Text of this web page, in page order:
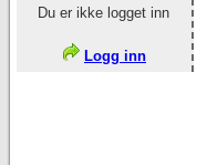
Du er ikke logget inn
Logg inn